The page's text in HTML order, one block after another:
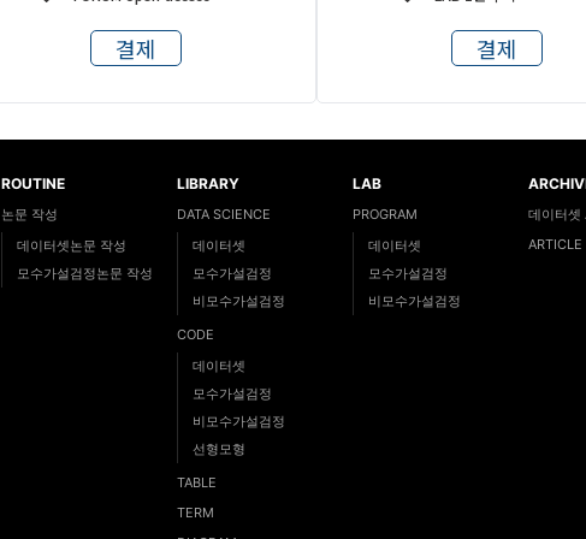
결제 결제
ROUTINE
논문 작성
데이터셋논문 작성
모수가설검정논문 작성
LIBRARY
DATA SCIENCE
데이터셋
모수가설검정
비모수가설검정
CODE
데이터셋
모수가설검정
비모수가설검정
선형모형
TABLE
TERM
LAB
PROGRAM
데이터셋
모수가설검정
비모수가설검정
데이터셋
ARTICLE